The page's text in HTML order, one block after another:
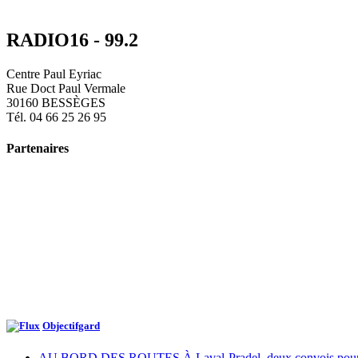
RADIO16 - 99.2
Centre Paul Eyriac
Rue Doct Paul Vermale
30160 BESSÈGES
Tél. 04 66 25 26 95
Partenaires
Objectifgard